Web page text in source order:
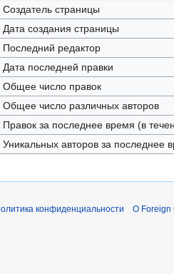
Создатель страницы
Дата создания страницы
Последний редактор
Дата последней правки
Общее число правок
Общее число различных авторов
Правок за последнее время (в
Уникальных авторов за последнее
конфиденциальности О Foreign